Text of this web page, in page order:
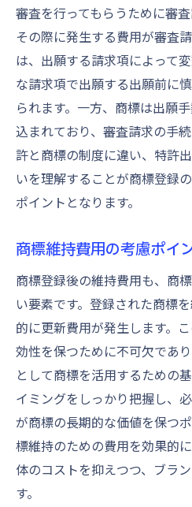
審査を行ってもらうために審
その際に発生する費用が審査
は、出願する請求項によって
な請求項で出願する出願前に
られます。一方、商標は出願
込まれており、審査請求の手
許と商標の制度に違い、特許
いを理解することが商標登録
ポイントとなります。
商標維持費用の考慮ポイ
商標登録後の維持費用も、商
い要素です。登録された商標
的に更新費用が発生します。
効性を保つために不可欠であ
として商標を活用するための
イミングをしっかり把握し、
が商標の長期的な価値を保つ
標維持のための費用を効果的
体のコストを抑えつつ、ブラ
す。